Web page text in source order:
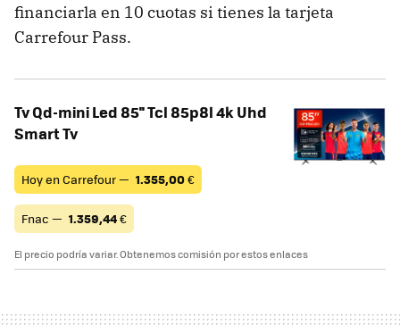
financiarla en 10 cuotas si tienes la tarjeta
Carrefour Pass.
Tv Qd-mini Led 85'' Tcl 85p8l 4k Uhd
Smart Tv
Hoy en Carrefour — 1.355,00€
Fnac — 1.359,44€
El precio podría variar. Obtenemos comisión por estos enlaces